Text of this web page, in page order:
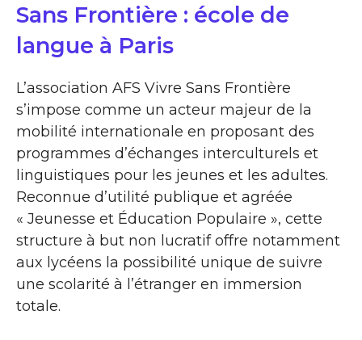
Sans Frontière : école de
langue à Paris
L’association AFS Vivre Sans Frontière
s’impose comme un acteur majeur de la
mobilité internationale en proposant des
programmes d’échanges interculturels et
linguistiques pour les jeunes et les adultes.
Reconnue d’utilité publique et agréée
« Jeunesse et Éducation Populaire », cette
structure à but non lucratif offre notamment
aux lycéens la possibilité unique de suivre
une scolarité à l’étranger en immersion
totale.